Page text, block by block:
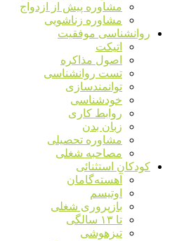
مشاوره پیش از ازدواج
مشاوره زناشویی
روانشناسی موفقیت
اتیکت
اصول مذاکره
تست روانشناسی
توانمندسازی
خودشناسی
روابط کاری
زبان بدن
مشاوره تحصیلی
مصاحبه شغلی
کودکان استثنائی
آهسته‌گامان
اوتیسم
بازپروری شغلی
تا ۱۳ سالگی
تیزهوشی